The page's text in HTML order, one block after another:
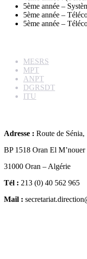
5ème année –
5ème année –
5ème année –
MESRS
MPT
ANPT
DGRSDT
ITU
Adresse : Route de Sénia,
BP 1518 Oran El M’nouer
31000 Oran – Algérie
Tél : 213 (0) 40 562 965
Mail :